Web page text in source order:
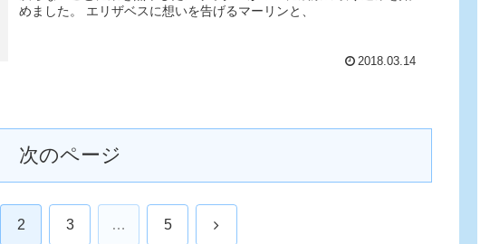
めました。 エリザベスに想いを告げるマーリンと、
2018.03.14
次のページ
2 3 … 5 次